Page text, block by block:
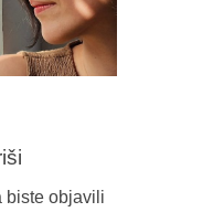
S HANOM
biste objavili